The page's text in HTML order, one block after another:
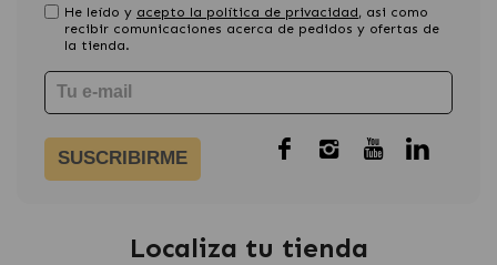
He leído y acepto la política de privacidad, asi como
recibir comunicaciones acerca de pedidos y ofertas de
la tienda.
SUSCRIBIRME
Localiza tu tienda